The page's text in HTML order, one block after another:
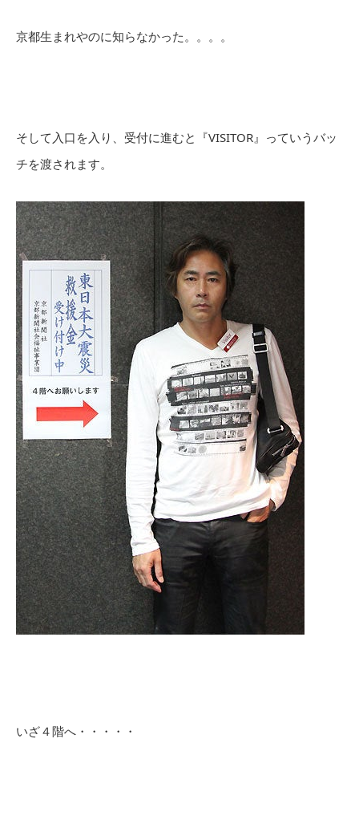
京都生まれやのに知らなかった。。。。
そして入口を入り、受付に進むと『VISITOR』っていうバッ
チを渡されます。
いざ４階へ・・・・・